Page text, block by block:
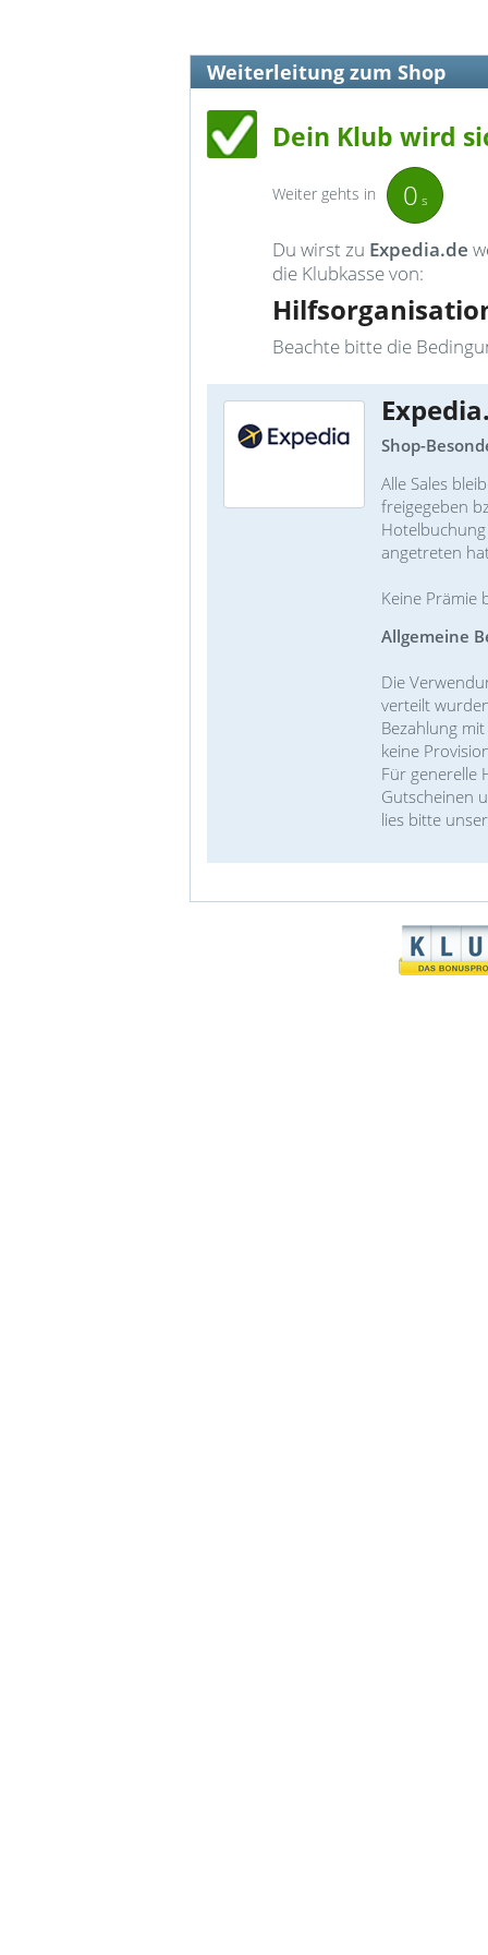
Weiterleitung zum Shop
Dein Klub wird
Weiter gehts in 0 s
Du wirst zu Expedia.de
die Klubkasse von:
Beachte bitte die
Shop-
Alle Sales
freigegeben
angetreten
Keine Prämie
Allgemeine
Die
verteilt
Bezahlung
keine
Für generelle
Gutscheinen
lies bitte